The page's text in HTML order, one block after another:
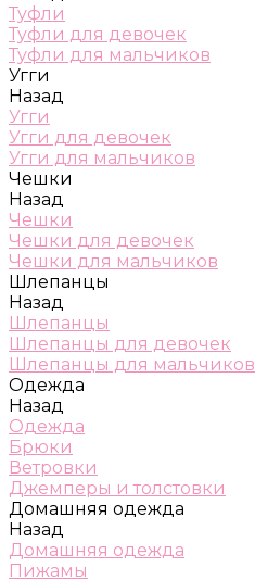
Туфли
Туфли для девочек
Туфли для мальчиков
Угги
Назад
Угги
Угги для девочек
Угги для мальчиков
Чешки
Назад
Чешки
Чешки для девочек
Чешки для мальчиков
Шлепанцы
Назад
Шлепанцы
Шлепанцы для девочек
Шлепанцы для мальчиков
Одежда
Назад
Одежда
Брюки
Ветровки
Джемперы и толстовки
Домашняя одежда
Назад
Домашняя одежда
Пижамы